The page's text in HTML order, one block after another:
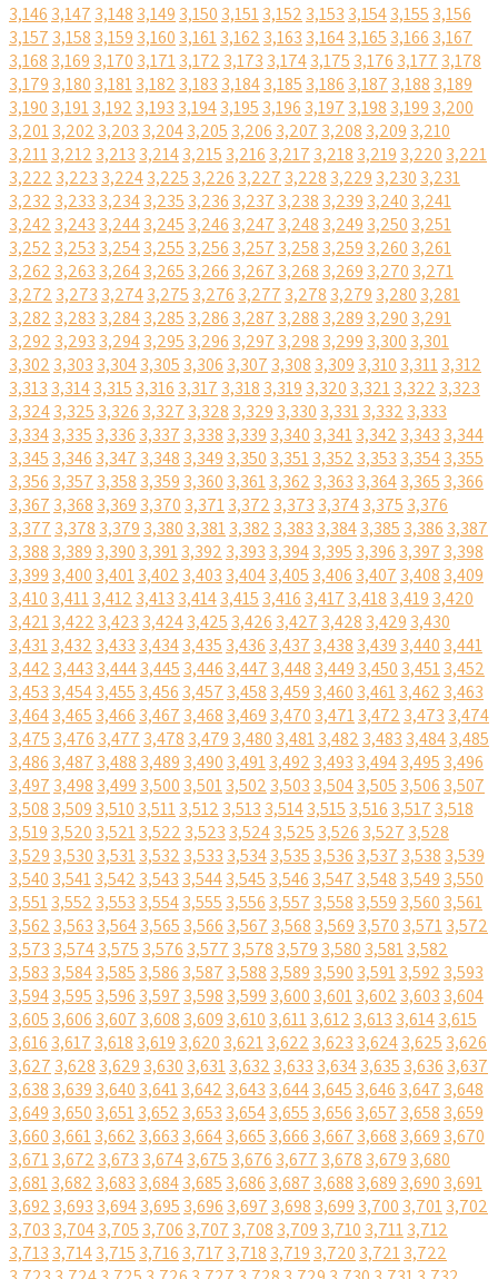
3,146 3,147 3,148 3,149 3,150 3,1513,152 3,153 3,1543,155 3,156
3,157 3,158 3,159 3,160 3,1613,162 3,163 3,1643,165 3,166 3,167
3,168 3,169 3,170 3,1713,172 3,173 3,1743,175 3,176 3,177 3,178
3,179 3,180 3,1813,182 3,183 3,1843,185 3,186 3,187 3,188 3,189
3,190 3,1913,192 3,193 3,1943,195 3,196 3,197 3,198 3,199 3,200
3,2013,202 3,203 3,2043,205 3,206 3,207 3,208 3,209 3,210
3,2113,212 3,213 3,2143,215 3,216 3,217 3,218 3,219 3,220 3,221
3,222 3,223 3,2243,225 3,226 3,227 3,228 3,229 3,230 3,231
3,232 3,233 3,2343,235 3,236 3,237 3,238 3,239 3,240 3,241
3,242 3,243 3,2443,245 3,246 3,247 3,248 3,249 3,250 3,251
3,252 3,253 3,2543,255 3,256 3,257 3,258 3,259 3,260 3,261
3,262 3,263 3,2643,265 3,266 3,267 3,268 3,269 3,270 3,271
3,272 3,273 3,2743,275 3,276 3,277 3,278 3,279 3,280 3,281
3,282 3,283 3,2843,285 3,286 3,287 3,288 3,289 3,290 3,291
3,292 3,293 3,2943,295 3,296 3,297 3,298 3,299 3,300 3,301
3,302 3,303 3,3043,305 3,306 3,307 3,308 3,309 3,310 3,3113,312
3,313 3,3143,315 3,316 3,317 3,318 3,319 3,320 3,3213,322 3,323
3,3243,325 3,326 3,327 3,328 3,329 3,330 3,3313,332 3,333
3,3343,335 3,336 3,337 3,338 3,339 3,340 3,3413,342 3,343 3,344
3,345 3,346 3,347 3,348 3,349 3,350 3,3513,352 3,353 3,3543,355
3,356 3,357 3,358 3,359 3,360 3,3613,362 3,363 3,3643,365 3,366
3,367 3,368 3,369 3,370 3,3713,372 3,373 3,3743,375 3,376
3,377 3,378 3,379 3,380 3,3813,382 3,383 3,3843,385 3,386 3,387
3,388 3,389 3,390 3,3913,392 3,393 3,3943,395 3,396 3,397 3,398
3,399 3,400 3,4013,402 3,403 3,4043,405 3,406 3,407 3,408 3,409
3,410 3,4113,412 3,413 3,4143,415 3,416 3,417 3,418 3,419 3,420
3,4213,422 3,423 3,4243,425 3,426 3,427 3,428 3,429 3,430
3,4313,432 3,433 3,4343,435 3,436 3,437 3,438 3,439 3,440 3,441
3,442 3,443 3,4443,445 3,446 3,447 3,448 3,449 3,450 3,4513,452
3,453 3,4543,455 3,456 3,457 3,458 3,459 3,460 3,4613,462 3,463
3,4643,465 3,466 3,467 3,468 3,469 3,470 3,4713,472 3,473 3,474
3,475 3,476 3,477 3,478 3,479 3,480 3,4813,482 3,483 3,4843,485
3,486 3,487 3,488 3,489 3,490 3,4913,492 3,493 3,4943,495 3,496
3,497 3,498 3,499 3,500 3,5013,502 3,503 3,5043,505 3,506 3,507
3,508 3,509 3,510 3,5113,512 3,513 3,5143,515 3,516 3,517 3,518
3,519 3,520 3,5213,522 3,523 3,5243,525 3,526 3,527 3,528
3,529 3,530 3,5313,532 3,533 3,5343,535 3,536 3,537 3,538 3,539
3,540 3,5413,542 3,543 3,5443,545 3,546 3,547 3,548 3,549 3,550
3,5513,552 3,553 3,5543,555 3,556 3,557 3,558 3,559 3,560 3,561
3,562 3,563 3,5643,565 3,566 3,567 3,568 3,569 3,570 3,5713,572
3,573 3,5743,575 3,576 3,577 3,578 3,579 3,580 3,5813,582
3,583 3,5843,585 3,586 3,587 3,588 3,589 3,590 3,5913,592 3,593
3,5943,595 3,596 3,597 3,598 3,599 3,600 3,6013,602 3,603 3,604
3,605 3,606 3,607 3,608 3,609 3,610 3,6113,612 3,613 3,6143,615
3,616 3,617 3,618 3,619 3,620 3,6213,622 3,623 3,6243,625 3,626
3,627 3,628 3,629 3,630 3,6313,632 3,633 3,6343,635 3,636 3,637
3,638 3,639 3,640 3,6413,642 3,643 3,6443,645 3,646 3,647 3,648
3,649 3,650 3,6513,652 3,653 3,6543,655 3,656 3,657 3,658 3,659
3,660 3,6613,662 3,663 3,6643,665 3,666 3,667 3,668 3,669 3,670
3,6713,672 3,673 3,6743,675 3,676 3,677 3,678 3,679 3,680
3,6813,682 3,683 3,6843,685 3,686 3,687 3,688 3,689 3,690 3,691
3,692 3,693 3,6943,695 3,696 3,697 3,698 3,699 3,700 3,7013,702
3,703 3,7043,705 3,706 3,707 3,708 3,709 3,710 3,7113,712
3,713 3,7143,715 3,716 3,717 3,718 3,719 3,720 3,7213,722